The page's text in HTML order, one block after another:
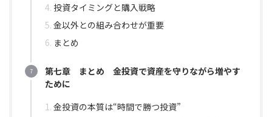
投資タイミングと購入戦略
金以外との組み合わせが重要
まとめ
第七章 まとめ 金投資で資産を守りながら増やす
ために
金投資の本質は“時間で勝つ投資”